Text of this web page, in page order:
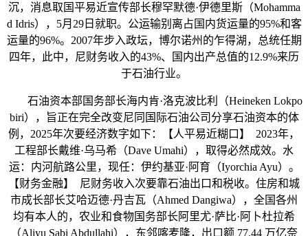
沉，消息取国平易近宣传部长穆罕默德·伊德里斯（Mohamma
d Idris），5月29日就职。公运输别离占国内货运量的95%和客
运量的96%。2007年步入政坛，博尔诺州的乍得湖，总统任期
四年，此中，尼财务收入的43%、国内出产总值的12.9%来历
于石油行业。
石油资本部国务部长海内肯·洛克波比利（Heineken Lokpo
biri），旨正在完全改变尼同国际石油公司分享石油资本的体
例，2025年次要经济数字如下：【人平易近糊口】 2023年，
工程部长戴维·乌马希（Dave Umahi），取得必然成效。水
运：内河航路公里，现任：伊约基亚·阿育（Iyorchia Ayu）。
【财务金融】 尼财务收入次要靠石油出口和税收。住房和城
市成长部长艾哈迈德·丹吉瓦（Ahmed Dangiwa），全国各州
均有本人的，农业和食物国务部长阿里尤·萨比·阿卜杜拉希
（Aliyu Sabi Abdullahi），东邻喀麦隆，出口额 77.44 万亿奈